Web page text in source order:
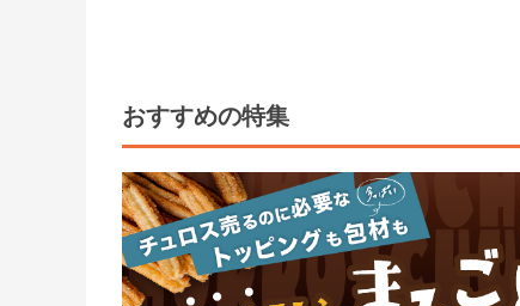
おすすめの特集